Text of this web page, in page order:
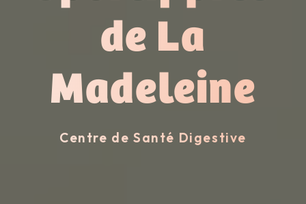
de La
Madeleine
Centre de Santé Digestive